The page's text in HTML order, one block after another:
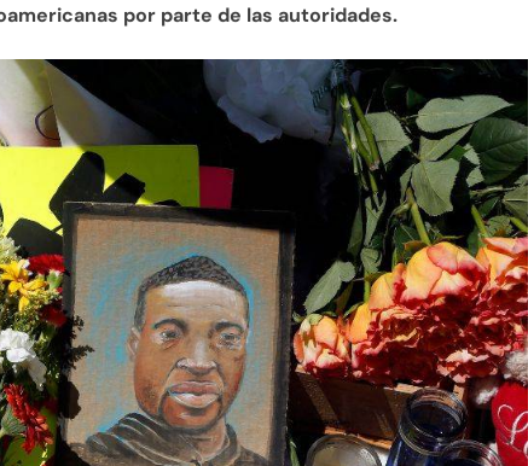
por parte de las autoridades.